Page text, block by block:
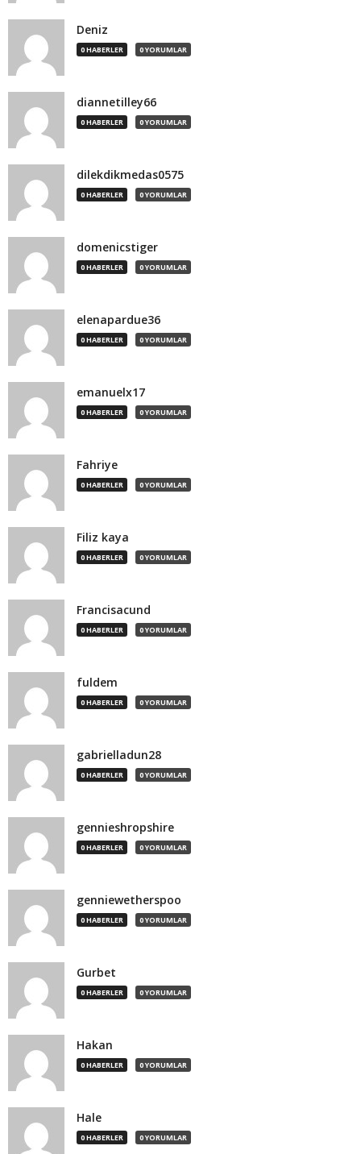
Deniz
0 HABERLER 0 YORUMLAR
diannetilley66
0 HABERLER 0 YORUMLAR
dilekdikmedas0575
0 HABERLER 0 YORUMLAR
domenicstiger
0 HABERLER 0 YORUMLAR
elenapardue36
0 HABERLER 0 YORUMLAR
emanuelx17
0 HABERLER 0 YORUMLAR
Fahriye
0 HABERLER 0 YORUMLAR
Filiz kaya
0 HABERLER 0 YORUMLAR
Francisacund
0 HABERLER 0 YORUMLAR
fuldem
0 HABERLER 0 YORUMLAR
gabrielladun28
0 HABERLER 0 YORUMLAR
gennieshropshire
0 HABERLER 0 YORUMLAR
genniewetherspoo
0 HABERLER 0 YORUMLAR
Gurbet
0 HABERLER 0 YORUMLAR
Hakan
0 HABERLER 0 YORUMLAR
Hale
0 HABERLER 0 YORUMLAR